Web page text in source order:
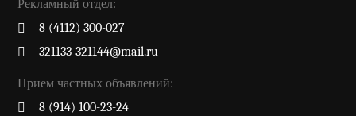
Рекламный отдел:
8 (4112) 300-027
321133-321144@mail.ru
Прием частных объявлений:
8 (914) 100-23-24